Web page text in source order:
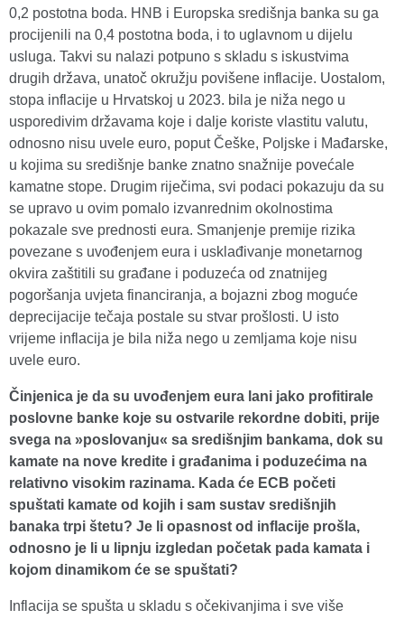
0,2 postotna boda. HNB i Europska središnja banka su ga
procijenili na 0,4 postotna boda, i to uglavnom u dijelu
usluga. Takvi su nalazi potpuno s skladu s iskustvima
drugih država, unatoč okružju povišene inflacije. Uostalom,
stopa inflacije u Hrvatskoj u 2023. bila je niža nego u
usporedivim državama koje i dalje koriste vlastitu valutu,
odnosno nisu uvele euro, poput Češke, Poljske i Mađarske,
u kojima su središnje banke znatno snažnije povećale
kamatne stope. Drugim riječima, svi podaci pokazuju da su
se upravo u ovim pomalo izvanrednim okolnostima
pokazale sve prednosti eura. Smanjenje premije rizika
povezane s uvođenjem eura i usklađivanje monetarnog
okvira zaštitili su građane i poduzeća od znatnijeg
pogoršanja uvjeta financiranja, a bojazni zbog moguće
deprecijacije tečaja postale su stvar prošlosti. U isto
vrijeme inflacija je bila niža nego u zemljama koje nisu
uvele euro.
Činjenica je da su uvođenjem eura lani jako profitirale
poslovne banke koje su ostvarile rekordne dobiti, prije
svega na »poslovanju« sa središnjim bankama, dok su
kamate na nove kredite i građanima i poduzećima na
relativno visokim razinama. Kada će ECB početi
spuštati kamate od kojih i sam sustav središnjih
banaka trpi štetu? Je li opasnost od inflacije prošla,
odnosno je li u lipnju izgledan početak pada kamata i
kojom dinamikom će se spuštati?
Inflacija se spušta u skladu s očekivanjima i sve više